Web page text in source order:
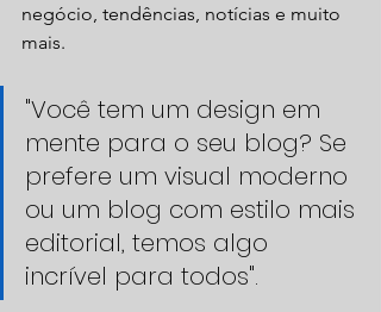
negócio, tendências, notícias e muito
mais.
"Você tem um design em
mente para o seu blog? Se
prefere um visual moderno
ou um blog com estilo mais
editorial, temos algo
incrível para todos".